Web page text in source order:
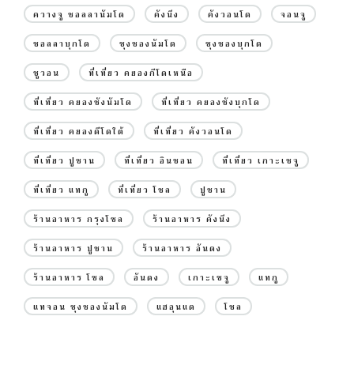
ควางจู ชอลลานัมโด คังนึง คังวอนโด จอนจู
ชอลลาบุกโด ชุงชองนัมโด ชุงชองบุกโด
ซูวอน ที่เที่ยว คยองกีโดเหนือ
ที่เที่ยว คยองซังนัมโด ที่เที่ยว คยองซังบุกโด
ที่เที่ยว คยองดีโดใต้ ที่เที่ยว คังวอนโด
ที่เที่ยว ปูซาน ที่เที่ยว อินชอน ที่เที่ยว เกาะเชจู
ที่เที่ยว แทกู ที่เที่ยว โซล ปูซาน
ร้านอาหาร กรุงโซล ร้านอาหาร คังนึง
ร้านอาหาร ปูซาน ร้านอาหาร อันดง
ร้านอาหาร โซล อันดง เกาะเชจู แทกู
แทจอน ชุงชองนัมโด แฮอุนแด โซล